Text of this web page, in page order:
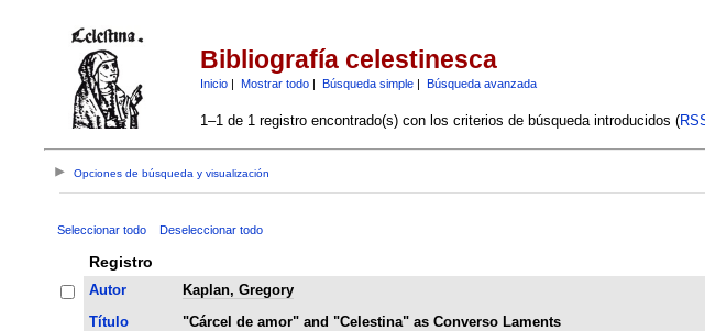
Bibliografía celestinesca
Inicio| Mostrar todo| Búsqueda simple| Búsqueda avanzada
1–1 de 1 registro encontrado(s) con los criterios de búsqueda introducidos (
Opciones de búsqueda y visualización
Seleccionar todo Deseleccionar todo
Registro
Autor
Kaplan, Gregory
Título
"Cárcel de amor" and "Celestina" as Converso Laments